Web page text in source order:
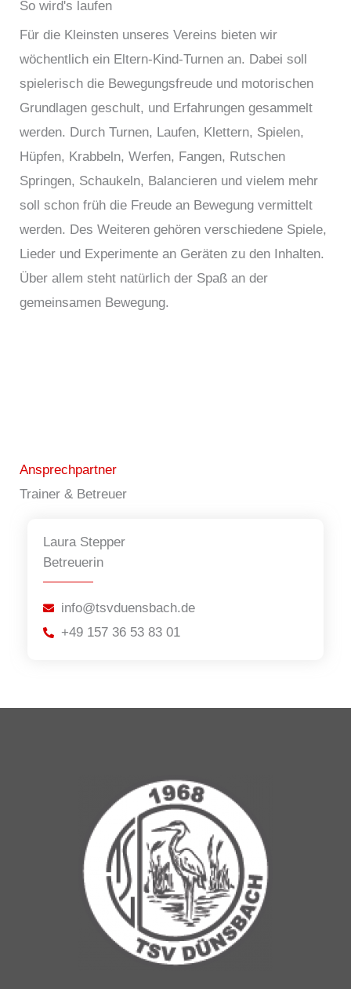
So wird's laufen
Für die Kleinsten unseres Vereins bieten wir
wöchentlich ein Eltern-Kind-Turnen an. Dabei soll
spielerisch die Bewegungsfreude und motorischen
Grundlagen geschult, und Erfahrungen gesammelt
werden. Durch Turnen, Laufen, Klettern, Spielen,
Hüpfen, Krabbeln, Werfen, Fangen, Rutschen
Springen, Schaukeln, Balancieren und vielem mehr
soll schon früh die Freude an Bewegung vermittelt
werden. Des Weiteren gehören verschiedene Spiele,
Lieder und Experimente an Geräten zu den Inhalten.
Über allem steht natürlich der Spaß an der
gemeinsamen Bewegung.
Ansprechpartner
Trainer & Betreuer
Laura Stepper
Betreuerin
info@tsvduensbach.de
+49 157 36 53 83 01